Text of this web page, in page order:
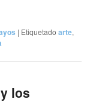
| Etiquetado arte,
los